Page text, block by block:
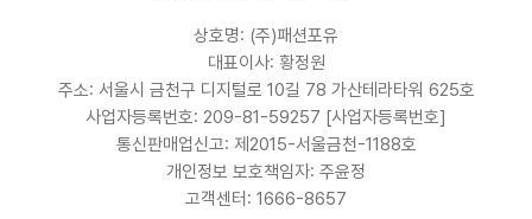
상호명: (주)패션포유
대표이사: 황정원
주소: 서울시 금천구 디지털로 10길 78 가산테라타워 625호
사업자등록번호: 209-81-59257 [사업자등록번호]
통신판매업신고: 제2015-서울금천-1188호
개인정보 보호책임자: 주윤정
고객센터: 1666-8657